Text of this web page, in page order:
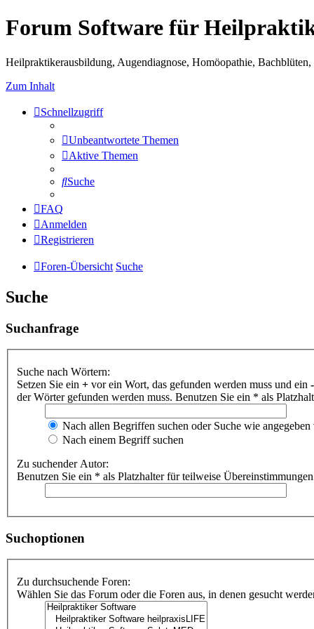
Forum Software für
Heilpraktikerausbildung, Augendiagnose, Homöopathie, Bachblüten,
Zum Inhalt
Schnellzugriff
Unbeantwortete Themen
Aktive Themen
Suche
FAQ
Anmelden
Registrieren
Foren-Übersicht Suche
Suche
Suchanfrage
Suche nach Wörtern:
Setzen Sie ein + vor ein Wort, das gefunden werden muss und ein -
der Wörter gefunden werden muss. Benutzen Sie ein * als
Nach allen Begriffen suchen oder Suche wie angegeben
Nach einem Begriff suchen
Zu suchender Autor:
Benutzen Sie ein * als Platzhalter für teilweise
Suchoptionen
Zu durchsuchende Foren:
Wählen Sie das Forum oder die Foren aus, in denen gesucht